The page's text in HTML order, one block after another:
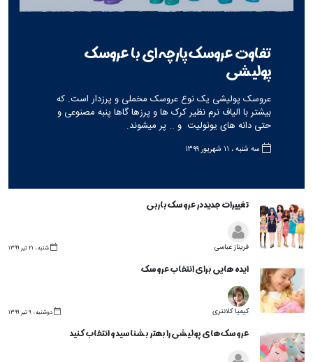
تفاوت عروسک پارچه ای با عروسک
پولیشی
عروسک پولیشی یک نوع عروسک مخملی و پرزدار است. که
بیشتر با الیاف نرم نظیر کرک ها و پرزها گاها پنبه مصنوعی و
حتی دانه های یونولیت و .. پر میشوند.
سه شنبه ، ۱۱ شهریور ۱۳۹۹
تغییرات جدید در عروسک باربی
فریناز عباسی شنبه ، ۲۱ تیر ۱۳۹۹
ایده هایی برای انتخاب عروسک
کیمیا کلانتری دوشنبه ، ۹ تیر ۱۳۹۹
عروسک‌های پولیشی را بهتر بشناسید و انتخاب کنید